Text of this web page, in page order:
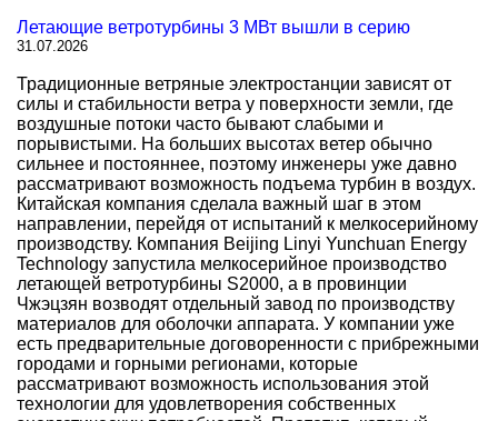
Летающие ветротурбины 3 МВт вышли в серию
31.07.2026
Традиционные ветряные электростанции зависят от
силы и стабильности ветра у поверхности земли, где
воздушные потоки часто бывают слабыми и
порывистыми. На больших высотах ветер обычно
сильнее и постояннее, поэтому инженеры уже давно
рассматривают возможность подъема турбин в воздух.
Китайская компания сделала важный шаг в этом
направлении, перейдя от испытаний к мелкосерийному
производству. Компания Beijing Linyi Yunchuan Energy
Technology запустила мелкосерийное производство
летающей ветротурбины S2000, а в провинции
Чжэцзян возводят отдельный завод по производству
материалов для оболочки аппарата. У компании уже
есть предварительные договоренности с прибрежными
городами и горными регионами, которые
рассматривают возможность использования этой
технологии для удовлетворения собственных